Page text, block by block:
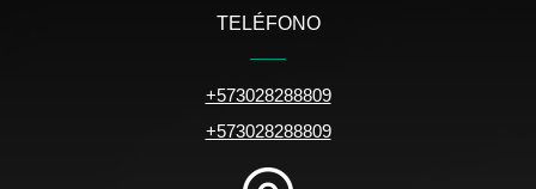
TELÉFONO
+573028288809
+573028288809